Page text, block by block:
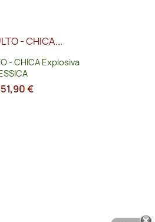
rápida
- CHICA Explosiva
€